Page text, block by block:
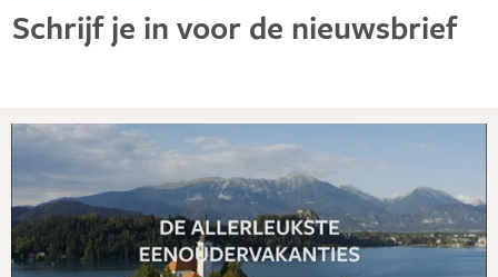
Schrijf je in voor de nieuwsbrief